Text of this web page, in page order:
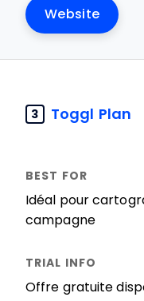
Website
3 Toggl Plan
Idéal pour
campagne
Offre gratuite